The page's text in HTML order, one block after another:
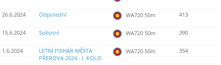
26.6.2024 Odpolední WA720 50m 413
15.6.2024 Sobotní WA720 50m 390
1.6.2024
LETNÍ POHÁR MĚSTA
PŘEROVA 2024 - I. KOLO
WA720 50m 354